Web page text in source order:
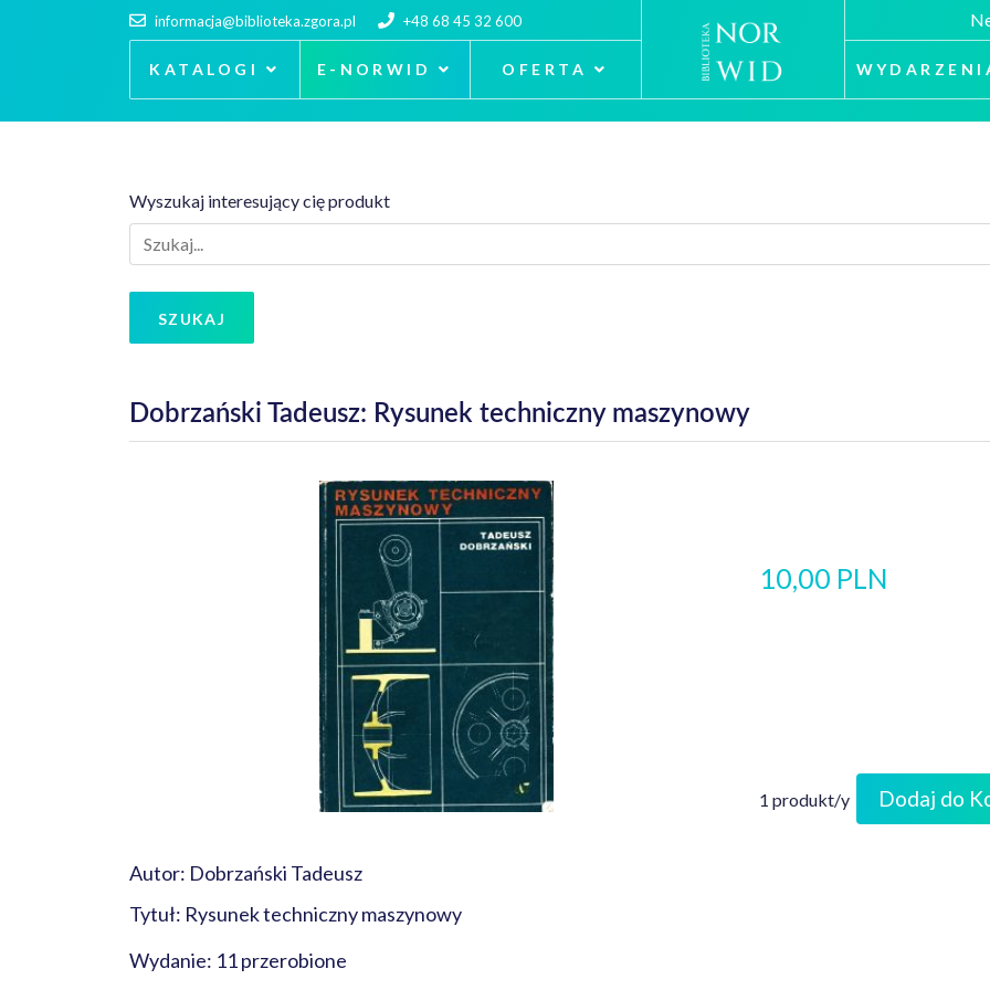
informacja@biblioteka.zgora.pl +48 68 45 32 600
KATALOGI E-NORWID OFERTA
Wyszukaj interesujący cię produkt
SZUKAJ
Dobrzański Tadeusz: Rysunek techniczny maszynowy
10,00 PLN
1 produkt/y Dodaj do
Autor: Dobrzański Tadeusz
Tytuł: Rysunek techniczny maszynowy
Wydanie: 11 przerobione